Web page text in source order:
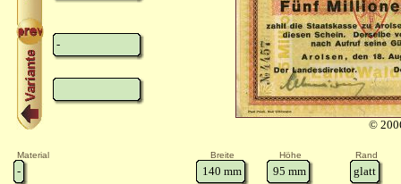
-
©
Material Breite Höhe Rand
- 140 mm 95 mm glatt